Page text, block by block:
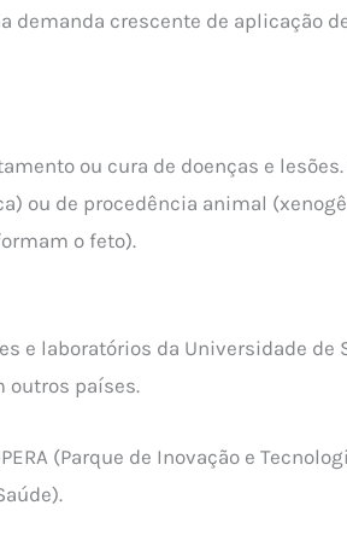
demanda crescente de aplicação
ou cura de doenças e lesões.
ou de procedência animal
o feto).
e laboratórios da Universidade de
outros países.
(Parque de Inovação e